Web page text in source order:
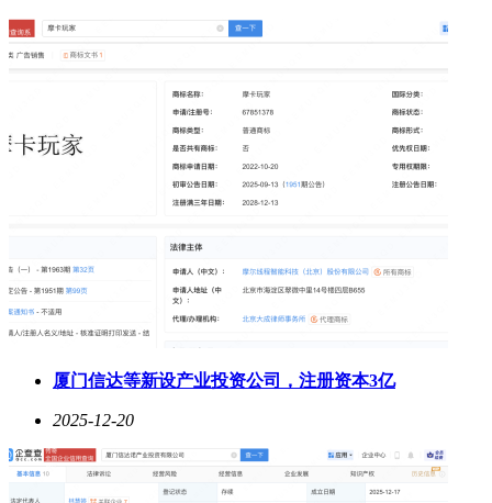
厦门信达等新设产业投资公司，注册资本3亿
2025-12-20